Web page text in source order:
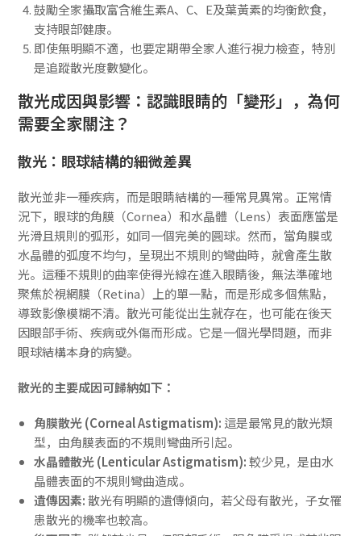
鼓勵全家攝取富含維生素A、C、E及葉黃素的均衡飲食，
支持眼部健康。
即使無明顯不適，也要定期帶全家人進行視力檢查，特別
是追蹤散光度數變化。
散光成因與影響：認識眼睛的「變形」，為何
需要全家關注？
散光：眼球結構的細微差異
散光並非一種疾病，而是眼睛結構的一種常見異常。正常情
況下，眼球的角膜（Cornea）和水晶體（Lens）表面應當是
光滑且規則的弧形，如同一個完美的圓球。然而，當角膜或
水晶體的弧度不均勻，呈現出不規則的彎曲時，就會產生散
光。這種不規則的曲率使得光線在進入眼睛後，無法準確地
聚焦於視網膜（Retina）上的單一點，而是形成多個焦點，
導致影像模糊不清。散光可能從出生就存在，也可能在後天
因眼部手術、疾病或外傷而形成。它是一個光學問題，而非
眼球結構本身的病變。
散光的主要成因可歸納如下：
角膜散光 (Corneal Astigmatism): 這是最常見的散光類
型，由角膜表面的不規則彎曲所引起。
水晶體散光 (Lenticular Astigmatism):較少見，是由水
晶體表面的不規則彎曲造成。
遺傳因素:散光有明顯的遺傳傾向，若父母有散光，子女罹
患散光的機率也較高。